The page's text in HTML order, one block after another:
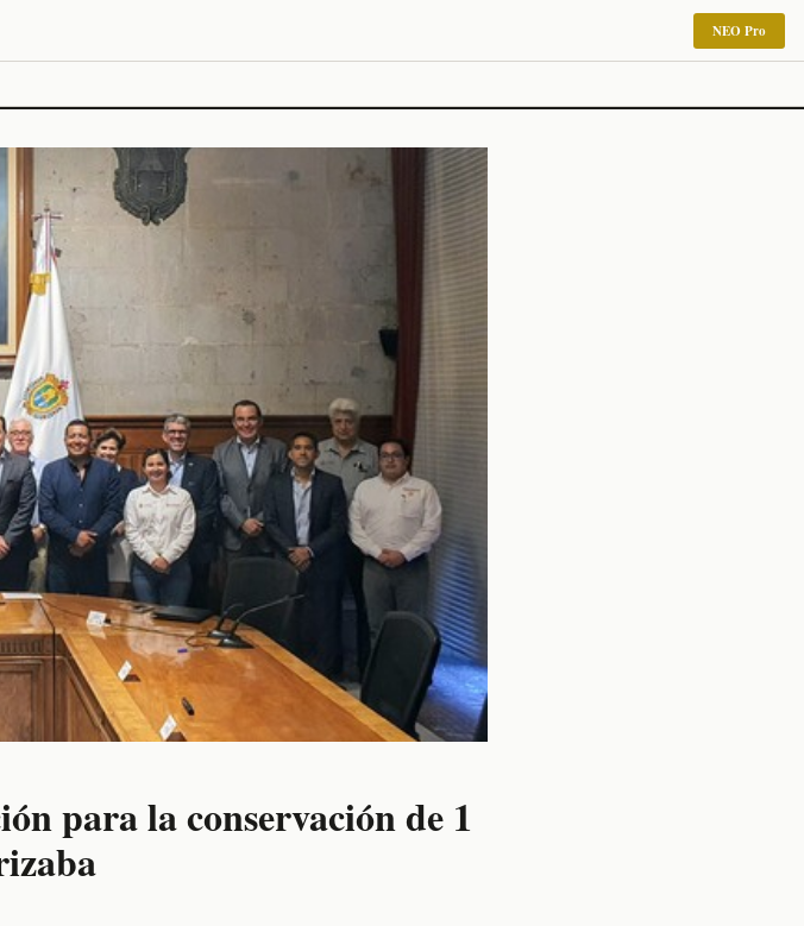
NEO Pro
para la conservación de 1